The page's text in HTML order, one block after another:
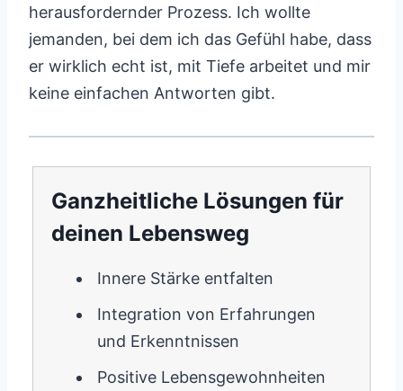
herausfordernder Prozess. Ich wollte
jemanden, bei dem ich das Gefühl habe, dass
er wirklich echt ist, mit Tiefe arbeitet und mir
keine einfachen Antworten gibt.
Ganzheitliche Lösungen für
deinen Lebensweg
Innere Stärke entfalten
Integration von Erfahrungen
und Erkenntnissen
Positive Lebensgewohnheiten